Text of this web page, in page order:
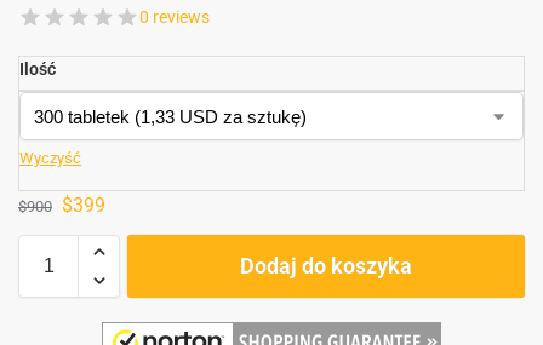
0 reviews
Ilość
Wyczyść
$900 $399
Dodaj do koszyka